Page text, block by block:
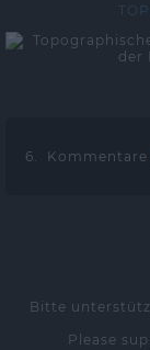
6. Kommentare
Bitte
Please